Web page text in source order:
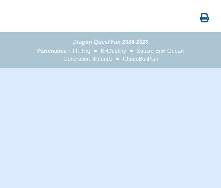
Dragon Quest Fan 2006-2026
Partenaires : FFRing KHDestiny
Square Enix Ocean
Generation Nintendo
ChocoBonPlan